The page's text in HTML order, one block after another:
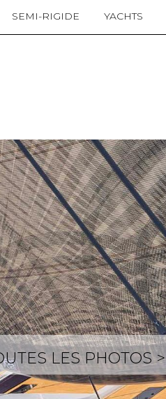
SEMI-RIGIDE YACHTS
LES PHOTOS >